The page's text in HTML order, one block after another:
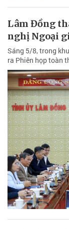
Lâm Đồng
nghị Ngoại
Sáng 5/8, trong
ra Phiên họp toàn